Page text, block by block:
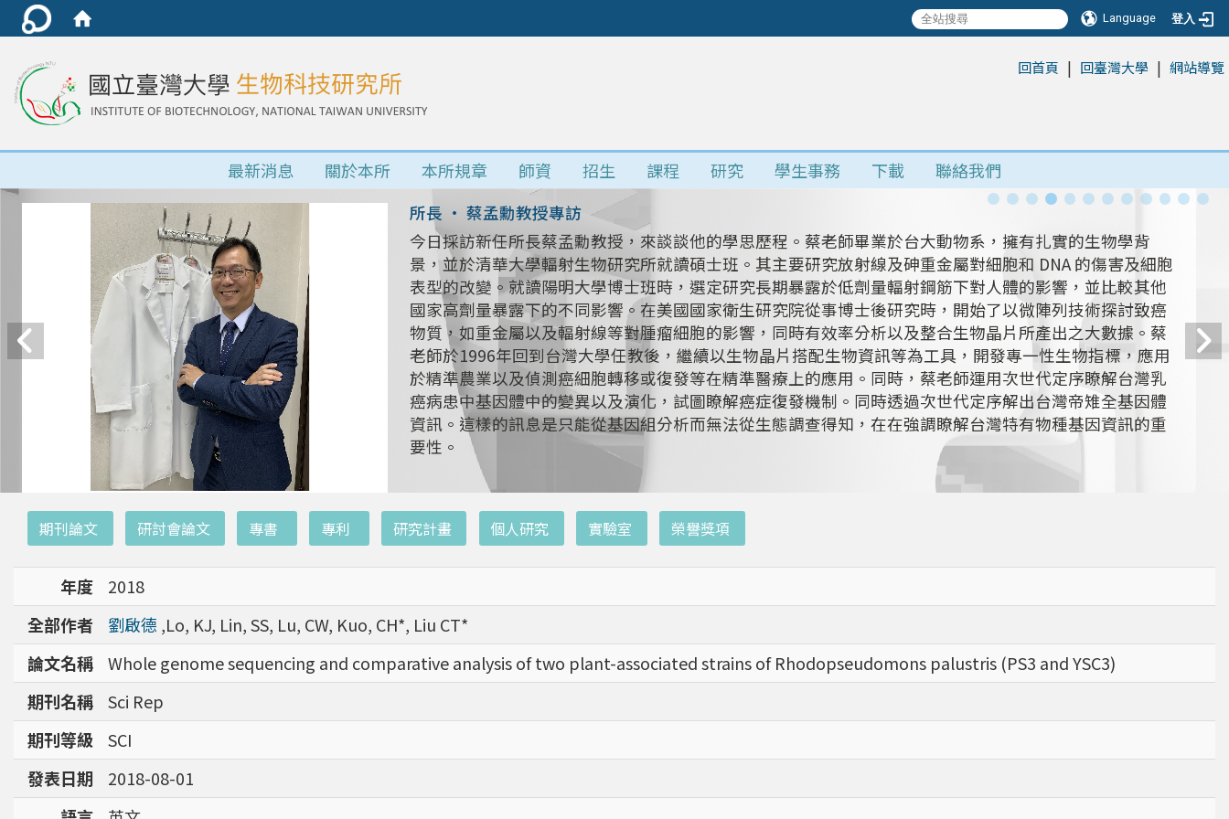
Language 登入
回首頁 | 回臺灣大學 | 網站導覽
最新消息 關於本所 本所規章 師資 招生 課程 研究 學生事務 下載 聯絡我們
所長 • 蔡孟勳教授專訪
今日採訪新任所長蔡孟勳教授，來談談他的學思歷程。蔡老師畢業於台大動物系，擁有扎實的生物學背
景，並於清華大學輻射生物研究所就讀碩士班。其主要研究放射線及砷重金屬對細胞和 DNA 的傷害及細胞
表型的改變。就讀陽明大學博士班時，選定研究長期暴露於低劑量輻射鋼筋下對人體的影響，並比較其他
國家高劑量暴露下的不同影響。在美國國家衛生研究院從事博士後研究時，開始了以微陣列技術探討致癌
物質，如重金屬以及輻射線等對腫瘤細胞的影響，同時有效率分析以及整合生物晶片所產出之大數據。蔡
老師於1996年回到台灣大學任教後，繼續以生物晶片搭配生物資訊等為工具，開發專一性生物指標，應用
於精準農業以及偵測癌細胞轉移或復發等在精準醫療上的應用。同時，蔡老師運用次世代定序瞭解台灣乳
癌病患中基因體中的變異以及演化，試圖瞭解癌症復發機制。同時透過次世代定序解出台灣帝雉全基因體
資訊。這樣的訊息是只能從基因組分析而無法從生態調查得知，在在強調瞭解台灣特有物種基因資訊的重
要性。
期刊論文 研討會論文 專書 專利 研究計畫 個人研究 實驗室 榮譽獎項
年度
2018
全部作者
劉啟德 ,Lo, KJ, Lin, SS, Lu, CW, Kuo, CH*, Liu CT*
論文名稱
Whole genome sequencing and comparative analysis of two plant-associated strains of Rhodopseudomons palustris (PS3 and YSC3)
期刊名稱
Sci Rep
期刊等級
SCI
發表日期
2018-08-01